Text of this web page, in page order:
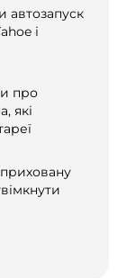
автозапуск
і
про
які